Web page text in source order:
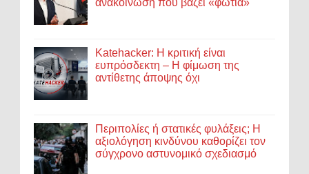
Katehacker: Η κριτική είναι
ευπρόσδεκτη – Η φίμωση της
αντίθετης άποψης όχι
Περιπολίες ή στατικές φυλάξεις; Η
αξιολόγηση κινδύνου καθορίζει τον
σύγχρονο αστυνομικό σχεδιασμό